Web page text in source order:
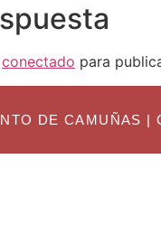
conectado para
DE CAMUÑAS